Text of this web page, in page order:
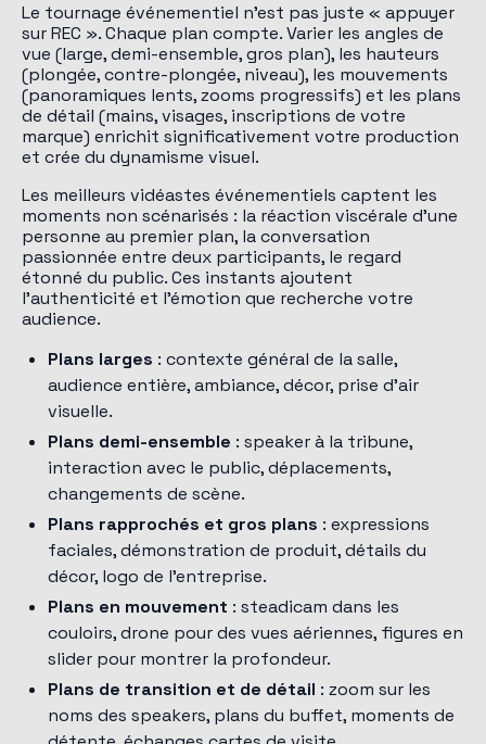
Le tournage événementiel n'est pas juste « appuyer
sur REC ». Chaque plan compte. Varier les angles de
vue (large, demi-ensemble, gros plan), les hauteurs
(plongée, contre-plongée, niveau), les mouvements
(panoramiques lents, zooms progressifs) et les plans
de détail (mains, visages, inscriptions de votre
marque) enrichit significativement votre production
et crée du dynamisme visuel.
Les meilleurs vidéastes événementiels captent les
moments non scénarisés : la réaction viscérale d'une
personne au premier plan, la conversation
passionnée entre deux participants, le regard
étonné du public. Ces instants ajoutent
l'authenticité et l'émotion que recherche votre
audience.
Plans larges : contexte général de la salle,
audience entière, ambiance, décor, prise d'air
visuelle.
Plans demi-ensemble : speaker à la tribune,
interaction avec le public, déplacements,
changements de scène.
Plans rapprochés et gros plans : expressions
faciales, démonstration de produit, détails du
décor, logo de l'entreprise.
Plans en mouvement : steadicam dans les
couloirs, drone pour des vues aériennes, figures en
slider pour montrer la profondeur.
Plans de transition et de détail : zoom sur les
noms des speakers, plans du buffet, moments de